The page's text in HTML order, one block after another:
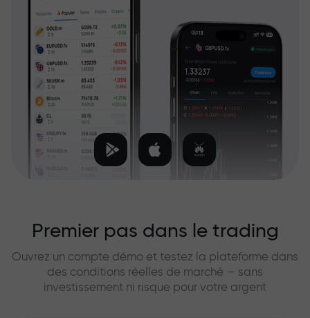
Premier pas dans le trading
Ouvrez un compte démo et testez la plateforme dans
des conditions réelles de marché — sans
investissement ni risque pour votre argent